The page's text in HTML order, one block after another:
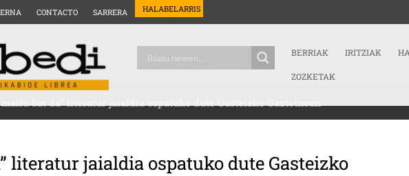
CONTACTO SARRERA HALABELARRIS
BERRIAK IRITZIAK
ZOZKETAK
mailu bat da” literatur jaialdia ospatuko dute Gasteizko Gaztetxean
literatur jaialdia ospatuko dute Gasteizko